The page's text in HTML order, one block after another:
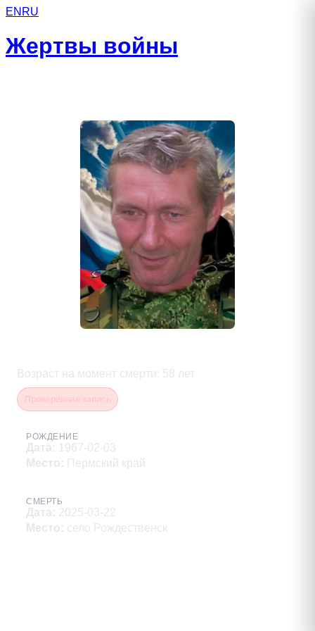
EN RU
Жертвы войны
Возраст на момент смерти : 58 лет
РОЖДЕНИЕ
Дата: 1967-02-03
Место: Пермский край
СМЕРТЬ
Дата: 2025-03-22
Место: село Рождественск